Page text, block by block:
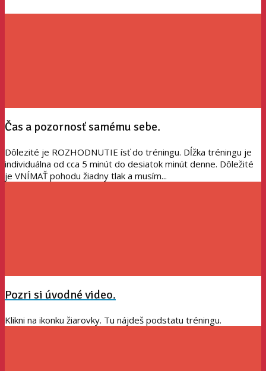
Čas a pozornosť samému sebe.
Dôlezité je ROZHODNUTIE ísť do tréningu. Dĺžka tréningu je
individuálna od cca 5 minút do desiatok minút denne. Dôležité
je VNÍMAŤ pohodu žiadny tlak a musím...
Pozri si úvodné video.
Klikni na ikonku žiarovky. Tu nájdeš podstatu tréningu.